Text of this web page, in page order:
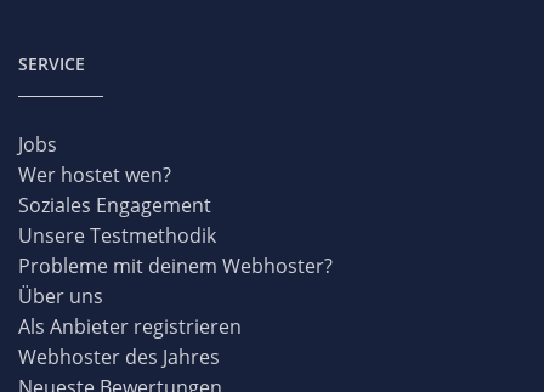
SERVICE
Jobs
Wer hostet wen?
Soziales Engagement
Unsere Testmethodik
Probleme mit deinem Webhoster?
Über uns
Als Anbieter registrieren
Webhoster des Jahres